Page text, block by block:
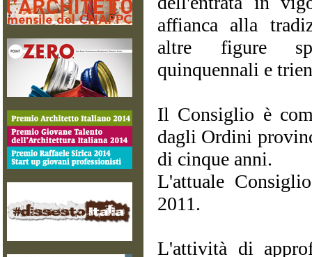
affianca alla
altre figure
quinquennali e
Il Consiglio è
dagli Ordini
di cinque anni.
L'attuale
2011.
L'attività di